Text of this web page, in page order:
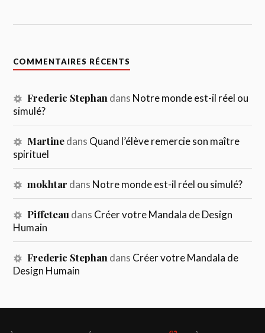
COMMENTAIRES RÉCENTS
Frederic Stephan dans Notre monde est-il réel ou
simulé?
Martinedans Quand l’élève remercie son maître
spirituel
mokhtar dans Notre monde est-il réel ou simulé?
Piffeteau dans Créer votre Mandala de Design
Humain
Frederic Stephan dans Créer votre Mandala de
Design Humain